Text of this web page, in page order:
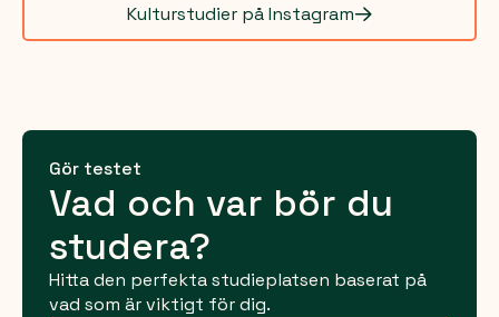
Kulturstudier på Instagram
Gör testet
Vad och var bör du
studera?
Hitta den perfekta studieplatsen baserat på
vad som är viktigt för dig.